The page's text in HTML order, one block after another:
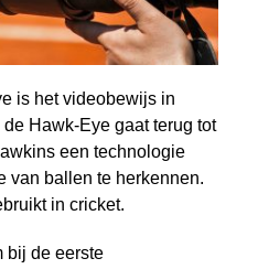
is het videobewijs in
Hawk-Eye gaat terug tot
een technologie
van ballen te herkennen.
in cricket.
bij de eerste